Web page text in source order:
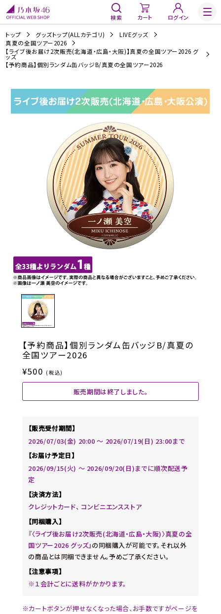
検索 カート ログイン
トップ グッズトップ(ALLカテゴリ)
LIVEグッズ
真夏の全国ツアー2026
【ライブ後お届け2次販売(北海道・広島・大阪)】真夏の全国ツアー2026 グ
ッズ
【予約商品】個別ランダム缶バッジB/真夏の全国ツアー2026
【予約商品】個別ランダム缶バッジB/真夏の
全国ツアー2026
¥500 (税込)
販売期間は終了しました。
【販売受付期間】
2026/07/03(金) 20:00 〜 2026/07/19(日) 23:00まで
【お届け予定日】
2026/09/15(火) ～ 2026/09/20(日)までに順次配送予
定
【決済方法】
クレジットカード、 コンビニエンスストア
【同梱購入】
『〈ライブ後お届け2次販売(北海道・広島・大阪)〉真夏の全
国ツアー2026 グッズ』の同梱購入が可能です。それ以外
の商品とは同梱できません。予めご了承ください。
【注意事項】
※１会計ごとに送料がかかります。
※カートボタンが押せなくなった場合、お手数ですがページを